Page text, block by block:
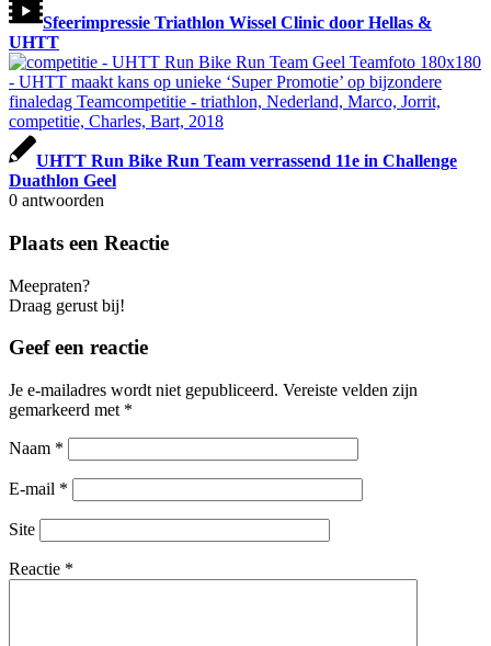
Sfeerimpressie Triathlon Wissel Clinic door Hellas &
UHTT
UHTT Run Bike Run Team verrassend 11e in Challenge
Duathlon Geel
0 antwoorden
Plaats een Reactie
Meepraten?
Draag gerust bij!
Geef een reactie
Je e-mailadres wordt niet gepubliceerd. Vereiste velden zijn
gemarkeerd met *
Naam *
E-mail *
Site
Reactie *